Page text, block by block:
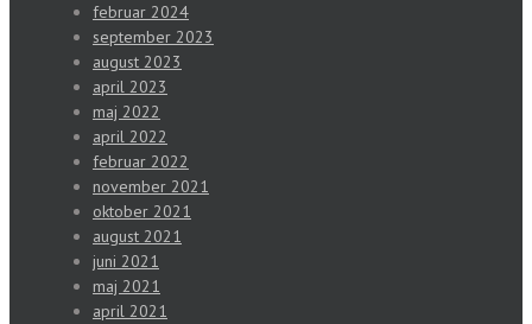
februar 2024
september 2023
august 2023
april 2023
maj 2022
april 2022
februar 2022
november 2021
oktober 2021
august 2021
juni 2021
maj 2021
april 2021